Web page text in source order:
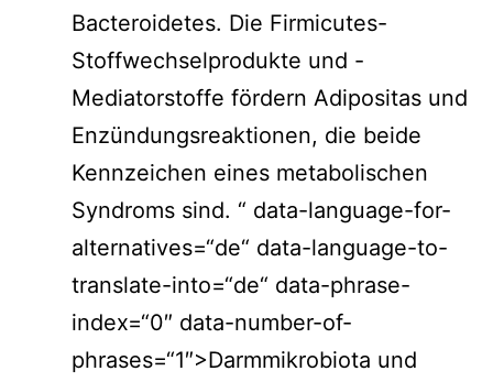
Bacteroidetes. Die Firmicutes-
Stoffwechselprodukte und -
Mediatorstoffe fördern Adipositas und
Enzündungsreaktionen, die beide
Kennzeichen eines metabolischen
Syndroms sind. “ data-language-for-
alternatives=“de“ data-language-to-
translate-into=“de“ data-phrase-
index=“0″ data-number-of-
phrases=“1″>Darmmikrobiota und